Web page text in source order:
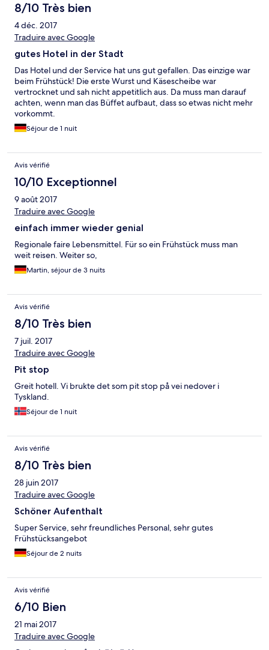
8/10 Très bien
4 déc. 2017
Traduire avec Google
gutes Hotel in der Stadt
Das Hotel und der Service hat uns gut gefallen. Das einzige war
beim Frühstück! Die erste Wurst und Käsescheibe war
vertrocknet und sah nicht appetitlich aus. Da muss man darauf
achten, wenn man das Büffet aufbaut, dass so etwas nicht mehr
vorkommt.
Séjour de 1 nuit
Avis vérifié
10/10 Exceptionnel
9 août 2017
Traduire avec Google
einfach immer wieder genial
Regionale faire Lebensmittel. Für so ein Frühstück muss man
weit reisen. Weiter so,
Martin, séjour de 3 nuits
Avis vérifié
8/10 Très bien
7 juil. 2017
Traduire avec Google
Pit stop
Greit hotell. Vi brukte det som pit stop på vei nedover i
Tyskland.
Séjour de 1 nuit
Avis vérifié
8/10 Très bien
28 juin 2017
Traduire avec Google
Schöner Aufenthalt
Super Service, sehr freundliches Personal, sehr gutes
Frühstücksangebot
Séjour de 2 nuits
Avis vérifié
6/10 Bien
21 mai 2017
Traduire avec Google